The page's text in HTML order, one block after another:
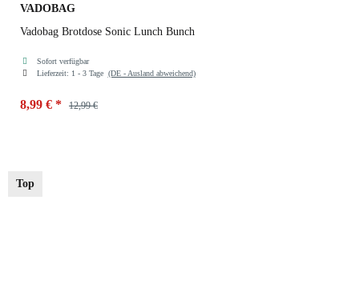
VADOBAG
Vadobag Brotdose Sonic Lunch Bunch
Sofort verfügbar
Lieferzeit: 1 - 3 Tage (DE - Ausland abweichend)
8,99 € * 12,99 €
Top